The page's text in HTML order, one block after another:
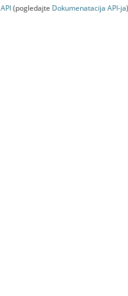
API(pogledajte Dokumenаtаcijа API-jа